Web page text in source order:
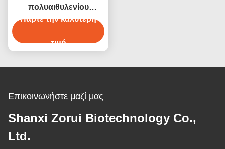
πολυαιθυλενίου
γόμφος-200/γόμφος-400
CAS 25322-68-3
Πάρτε την καλύτερη
τιμή
Επικοινωνήστε μαζί μας
Shanxi Zorui Biotechnology Co.,
Ltd.